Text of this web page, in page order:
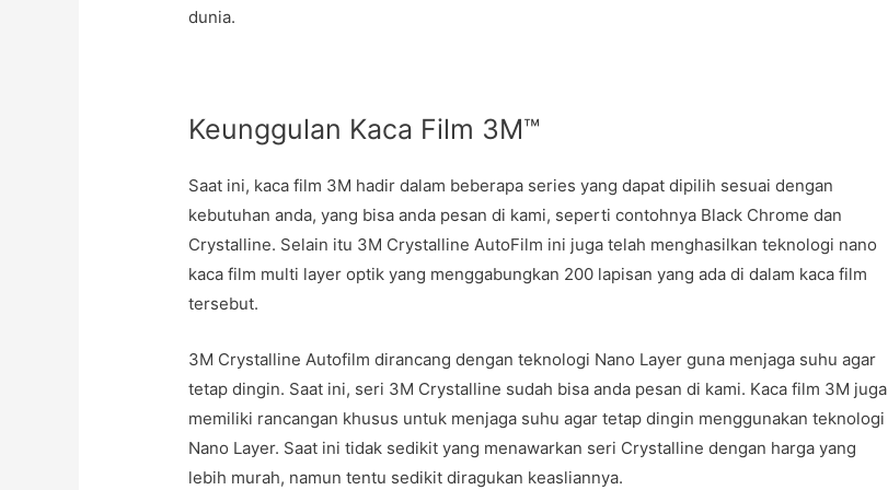
dunia.
Keunggulan Kaca Film 3M™
Saat ini, kaca film 3M hadir dalam beberapa series yang dapat dipilih sesuai dengan
kebutuhan anda, yang bisa anda pesan di kami, seperti contohnya Black Chrome dan
Crystalline. Selain itu 3M Crystalline AutoFilm ini juga telah menghasilkan teknologi nano
kaca film multi layer optik yang menggabungkan 200 lapisan yang ada di dalam kaca film
tersebut.
3M Crystalline Autofilm dirancang dengan teknologi Nano Layer guna menjaga suhu agar
tetap dingin. Saat ini, seri 3M Crystalline sudah bisa anda pesan di kami. Kaca film 3M juga
memiliki rancangan khusus untuk menjaga suhu agar tetap dingin menggunakan teknologi
Nano Layer. Saat ini tidak sedikit yang menawarkan seri Crystalline dengan harga yang
lebih murah, namun tentu sedikit diragukan keasliannya.